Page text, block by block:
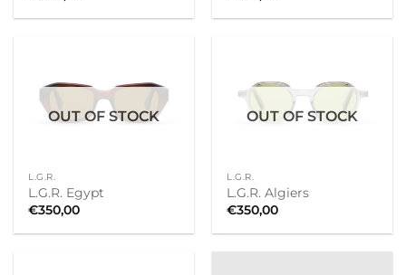
OUT OF STOCK
L.G.R.
L.G.R. Egypt
€350,00
OUT OF STOCK
L.G.R.
L.G.R. Algiers
€350,00